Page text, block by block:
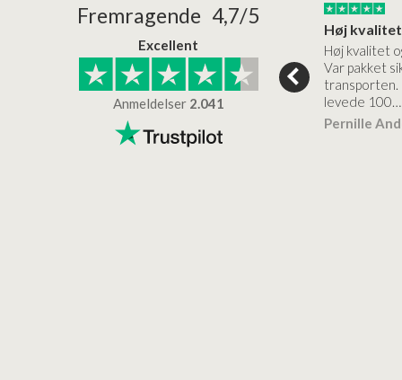
Fremragende 4,7/5
Excellent
Anmeldelser 2.041
24/01/2026
Superflot bademøbel og rigtig lynhurtig…
22/01/2026
Kanon god service
Kanon god service. Varerne
bliver leveret hurtigt, og det
er virkelig kvalitet.
Lise
Høj kvalitet
Var pakket
levede 100…
Pernille